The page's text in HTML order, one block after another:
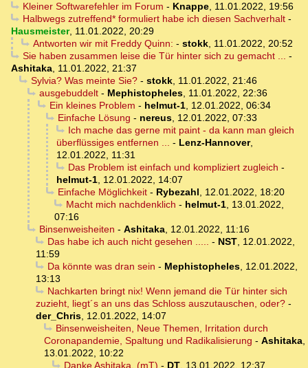
Kleiner Softwarefehler im Forum - Knappe, 11.01.2022, 19:56
Halbwegs zutreffend* formuliert habe ich diesen Sachverhalt-
Hausmeister, 11.01.2022, 20:29
Antworten wir mit Freddy Quinn: - stokk, 11.01.2022, 20:52
Sie haben zusammen leise die Tür hinter sich zu gemacht ... -
Ashitaka, 11.01.2022, 21:37
Sylvia? Was meinte Sie?- stokk, 11.01.2022, 21:46
ausgebuddelt- Mephistopheles, 11.01.2022, 22:36
Ein kleines Problem - helmut-1, 12.01.2022, 06:34
Einfache Lösung - nereus, 12.01.2022, 07:33
Ich mache das gerne mit paint - da kann man gleich
überflüssiges entfernen ... - Lenz-Hannover,
12.01.2022, 11:31
Das Problem ist einfach und kompliziert zugleich -
helmut-1, 12.01.2022, 14:07
Einfache Möglichkeit- Rybezahl, 12.01.2022, 18:20
Macht mich nachdenklich - helmut-1, 13.01.2022,
07:16
Binsenweisheiten - Ashitaka, 12.01.2022, 11:16
Das habe ich auch nicht gesehen ..... - NST, 12.01.2022,
11:59
Da könnte was dran sein - Mephistopheles, 12.01.2022,
13:13
Nachkarten bringt nix! Wenn jemand die Tür hinter sich
zuzieht, liegt´s an uns das Schloss auszutauschen, oder? -
der_Chris, 12.01.2022, 14:07
Binsenweisheiten, Neue Themen, Irritation durch
Coronapandemie, Spaltung und Radikalisierung - Ashitaka,
13.01.2022, 10:22
Danke Ashitaka. (mT) - DT, 13.01.2022, 12:37